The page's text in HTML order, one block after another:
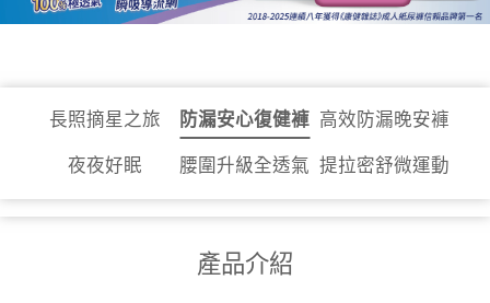
長照摘星之旅 防漏安心復健褲 高效防漏晚安褲
夜夜好眠 腰圍升級全透氣 提拉密舒微運動
產品介紹